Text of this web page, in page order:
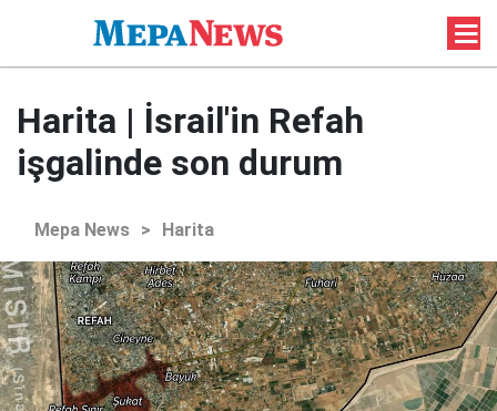
Harita | İsrail'in Refah
işgalinde son durum
Mepa News > Harita